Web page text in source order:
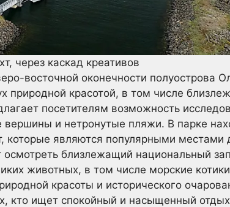
через каскад креативов
восточной оконечности полуострова
природной красотой, в том числе
посетителям возможность
и нетронутые пляжи. В парке
которые являются популярными местами
близлежащий национальный
животных, в том числе морские
красоты и исторического
кто ищет спокойный и насыщенный